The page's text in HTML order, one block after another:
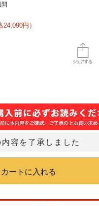
24,090円）
容を了承しました